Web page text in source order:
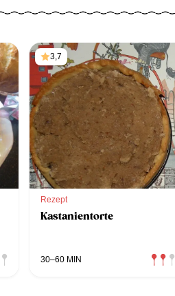
3,7
Rezept
Kastanientorte
30–60 MIN